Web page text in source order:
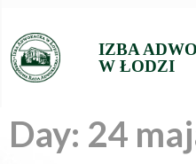
IZBA
W ŁODZI
Day: 24